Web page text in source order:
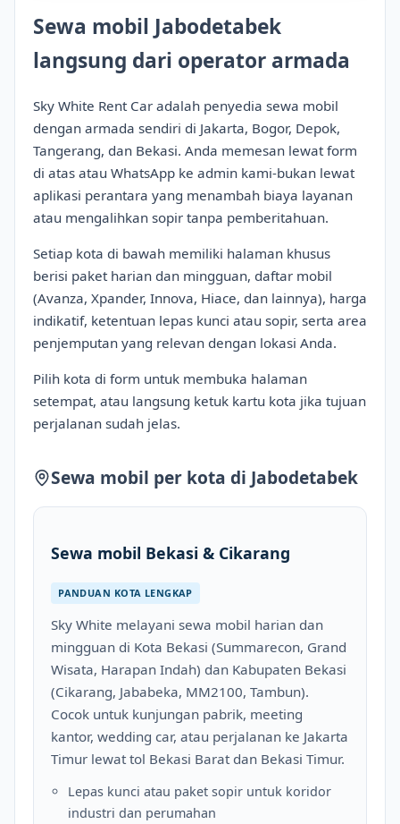
Sewa mobil Jabodetabek
langsung dari operator armada
Sky White Rent Car adalah penyedia sewa mobil
dengan armada sendiri di Jakarta, Bogor, Depok,
Tangerang, dan Bekasi. Anda memesan lewat form
di atas atau WhatsApp ke admin kami-bukan lewat
aplikasi perantara yang menambah biaya layanan
atau mengalihkan sopir tanpa pemberitahuan.
Setiap kota di bawah memiliki halaman khusus
berisi paket harian dan mingguan, daftar mobil
(Avanza, Xpander, Innova, Hiace, dan lainnya), harga
indikatif, ketentuan lepas kunci atau sopir, serta area
penjemputan yang relevan dengan lokasi Anda.
Pilih kota di form untuk membuka halaman
setempat, atau langsung ketuk kartu kota jika tujuan
perjalanan sudah jelas.
Sewa mobil per kota di Jabodetabek
Sewa mobil Bekasi & Cikarang
PANDUAN KOTA LENGKAP
Sky White melayani sewa mobil harian dan
mingguan di Kota Bekasi (Summarecon, Grand
Wisata, Harapan Indah) dan Kabupaten Bekasi
(Cikarang, Jababeka, MM2100, Tambun).
Cocok untuk kunjungan pabrik, meeting
kantor, wedding car, atau perjalanan ke Jakarta
Timur lewat tol Bekasi Barat dan Bekasi Timur.
Lepas kunci atau paket sopir untuk koridor
industri dan perumahan